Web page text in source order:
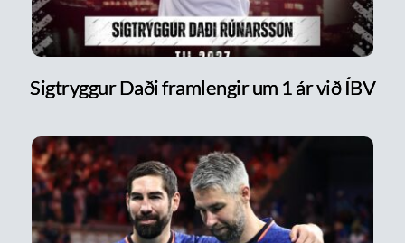
Sigtryggur Daði framlengir um 1 ár við ÍBV